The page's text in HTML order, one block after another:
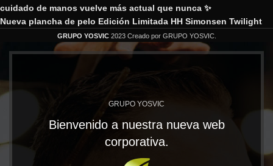
cuidado de manos vuelve más actual que nunca ✨
Nueva plancha de pelo Edición Limitada HH Simonsen Twilight
GRUPO YOSVIC 2023 Creado por GRUPO YOSVIC.
GRUPO YOSVIC
Bienvenido a nuestra nueva web
corporativa.